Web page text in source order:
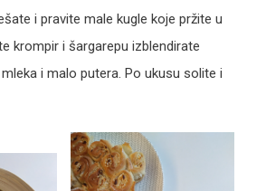
i pravite male kugle koje pržite u
krompir i šargarepu izblendirate
i malo putera. Po ukusu solite i